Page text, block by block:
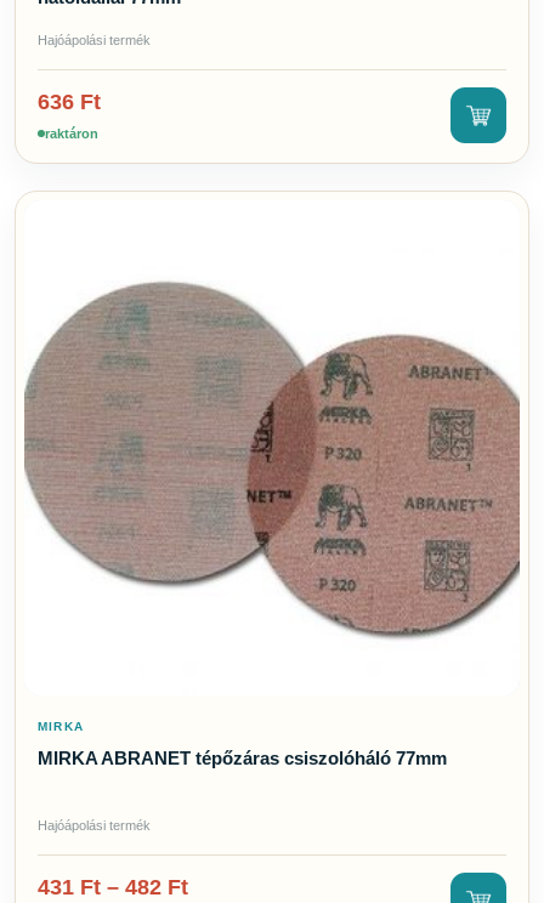
Hajóápolási termék
636 Ft
raktáron
MIRKA
MIRKA ABRANET tépőzáras csiszolóháló 77mm
Hajóápolási termék
431 Ft – 482 Ft